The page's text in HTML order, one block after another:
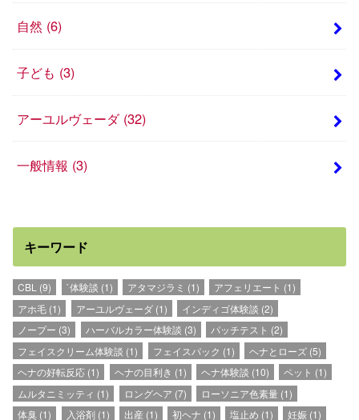
自然 (6)
子ども (3)
アーユルヴェーダ (32)
一般情報 (3)
キーワード
CBL (9) `体験談 (1) アタマジラミ (1) アフェリエート (1)
アホ毛 (1) アーユルヴェーダ(1) インディゴ体験談 (2)
ノープー (3) ハーバルカラー体験談 (3) パッチテスト (2)
フェイスクリーム体験談 (1) フェイスパック (1) ヘナとローズ(5)
ヘナの好転反応 (1) ヘナの目利き (1) ヘナ体験談 (10) ペット (1)
ムルタニミッティ (1) ロングヘア (7) ローソニア色素量(1)
体臭 (1) 入浴剤(1) 出産(1) 初ヘナ (1) 塩止め (1) 妊娠 (1)